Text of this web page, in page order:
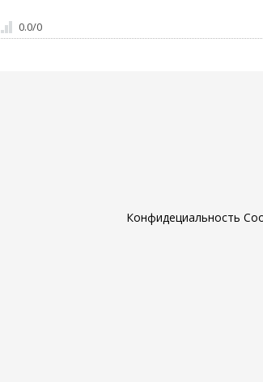
0.0/0
Конфидециальность